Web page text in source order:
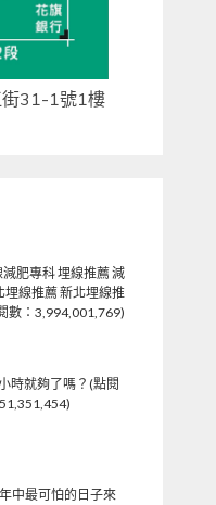
街31-1號1樓
肥專科 埋線推薦 減
埋線推薦 新北埋線推
數：3,994,001,769)
時就夠了嗎？(點閱
中最可怕的日子來